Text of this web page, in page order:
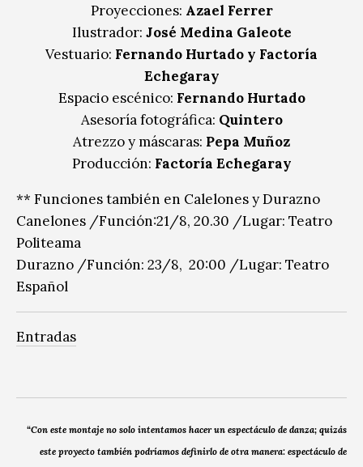
Proyecciones: Azael Ferrer
Ilustrador: José Medina Galeote
Vestuario: Fernando Hurtado y Factoría
Echegaray
Espacio escénico: Fernando Hurtado
Asesoría fotográfica: Quintero
Atrezzo y máscaras: Pepa Muñoz
Producción: Factoría Echegaray
** Funciones también en Calelones y Durazno
Canelones /Función:21/8, 20.30 /Lugar: Teatro
Politeama
Durazno /Función: 23/8, 20:00 /Lugar: Teatro
Español
Entradas
“Con este montaje no solo intentamos hacer un espectáculo de danza; quizás
este proyecto también podríamos definirlo de otra manera: espectáculo de